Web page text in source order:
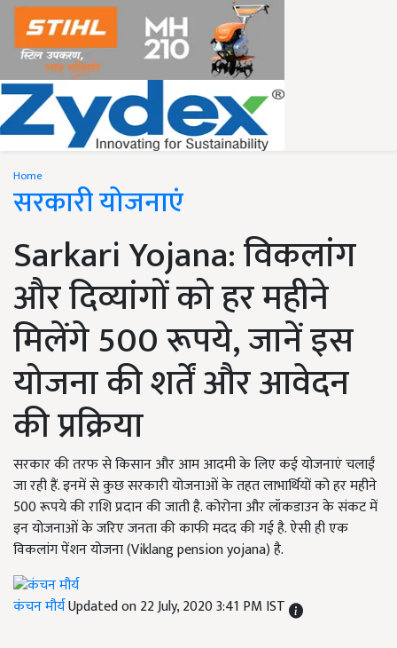
Home
सरकारी योजनाएं
Sarkari Yojana: विकलांग
और दिव्यांगों को हर महीने
मिलेंगे 500 रूपये, जानें इस
योजना की शर्तें और आवेदन
की प्रक्रिया
सरकार की तरफ से किसान और आम आदमी के लिए कई योजनाएं चलाईं
जा रही हैं. इनमें से कुछ सरकारी योजनाओं के तहत लाभार्थियों को हर महीने
500 रूपये की राशि प्रदान की जाती है. कोरोना और लॉकडाउन के संकट में
इन योजनाओं के जरिए जनता की काफी मदद की गई है. ऐसी ही एक
विकलांग पेंशन योजना (Viklang pension yojana) है.
कंचन मौर्यUpdated on 22 July, 2020 3:41 PM IST